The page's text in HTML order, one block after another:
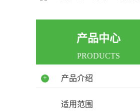
产品中心
PRODUCTS
产品介绍
+
适用范围